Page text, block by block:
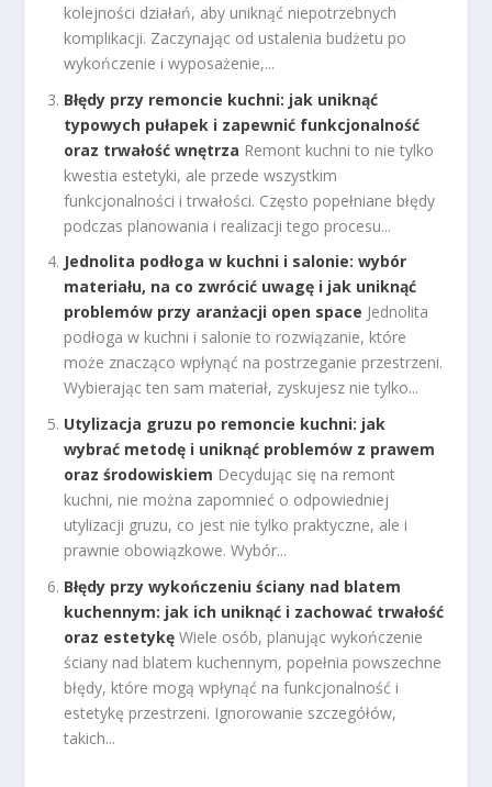
kolejności działań, aby uniknąć niepotrzebnych
komplikacji. Zaczynając od ustalenia budżetu po
wykończenie i wyposażenie,...
Błędy przy remoncie kuchni: jak uniknąć
typowych pułapek i zapewnić funkcjonalność
oraz trwałość wnętrza Remont kuchni to nie tylko
kwestia estetyki, ale przede wszystkim
funkcjonalności i trwałości. Często popełniane błędy
podczas planowania i realizacji tego procesu...
Jednolita podłoga w kuchni i salonie: wybór
materiału, na co zwrócić uwagę i jak uniknąć
problemów przy aranżacji open space Jednolita
podłoga w kuchni i salonie to rozwiązanie, które
może znacząco wpłynąć na postrzeganie przestrzeni.
Wybierając ten sam materiał, zyskujesz nie tylko...
Utylizacja gruzu po remoncie kuchni: jak
wybrać metodę i uniknąć problemów z prawem
oraz środowiskiem Decydując się na remont
kuchni, nie można zapomnieć o odpowiedniej
utylizacji gruzu, co jest nie tylko praktyczne, ale i
prawnie obowiązkowe. Wybór...
Błędy przy wykończeniu ściany nad blatem
kuchennym: jak ich uniknąć i zachować trwałość
oraz estetykę Wiele osób, planując wykończenie
ściany nad blatem kuchennym, popełnia powszechne
błędy, które mogą wpłynąć na funkcjonalność i
estetykę przestrzeni. Ignorowanie szczegółów,
takich...